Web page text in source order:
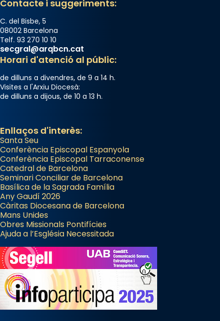
Acompanyant la història de sant Cugat, a
partir de l’Edat Mitjana sorgeix la tradició
que les santes Juliana (“relatiu a Júlia”) i
Semproniana (“relatiu a Semprònia =
eterna”) són deixebles seves. I l’any 1667, el
frare Joan Gaspar Roig, afirma en una obra
que les santes són filles de l’antiga Iluro.
Mataró en reivindicarà les relíquies fins que
a la “Missa de les Santes” (“Missa de
Glòria”) fou composta el 1848 per Mn.
Manuel Blanch, amb aire d’òpera
italianitzant; s’interpreta per privilegi
pontifici, amb orquestra i cor, i té una
duració aproximada de tres hores. Després,
processó (recuperada el 1972) al voltant
del temple amb les relíquies de les santes.
Des de 1985 hi participa també un grup de
diablesses amb música i ball propis. Festa
gran a Mataró.
«Si vols saber què és calor, ves per les
Santes a Mataró»🥵.
Photo
View on Facebook · Share
Contacte i suggeriments:
C. del Bisbe, 5
08002 Barcelona
Telf. 93 270 10 10
secgral@arqbcn.cat
Horari d'atenció al públic:
de dilluns a divendres, de 9 a 14 h.
Visites a l'Arxiu Diocesà:
de dilluns a dijous, de 10 a 13 h.
Enllaços d'interès:
Santa Seu
Conferència Episcopal Espanyola
Conferència Episcopal Tarraconense
Catedral de Barcelona
Seminari Conciliar de Barcelona
Basílica de la Sagrada Família
Any Gaudí 2026
Càritas Diocesana de Barcelona
Mans Unides
Obres Missionals Pontifícies
Ajuda a l’Església Necessitada